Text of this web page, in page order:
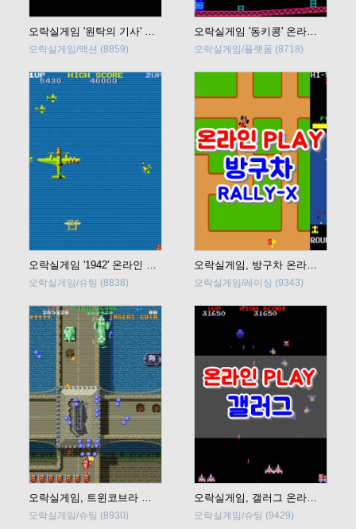
오락실게임/액션 (8859) 오락실게임/플랫폼 (8718)
오락실게임/슈팅 (8838) 오락실게임/레이싱 (9343)
오락실게임, 트윈코브라 온라인 플레이
오락실게임/슈팅 (8930)
오락실게임, 갤러그 온라인 플레이
오락실게임/슈팅 (9429)